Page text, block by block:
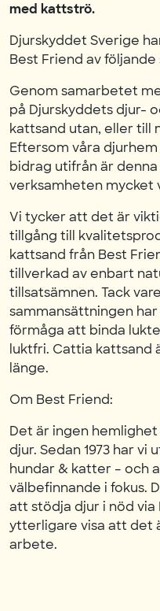
med kattströ.
Djurskyddet Sverige
Best Friend av följande
Genom samarbetet
på Djurskyddets djur-
kattsand utan, eller till
Eftersom våra
bidrag utifrån är
verksamheten mycket
Vi tycker att det är
tillgång till
kattsand från Best
tillverkad av enbart
tillsatsämnen. Tack
sammansättningen
förmåga att binda
luktfri. Cattia kattsand
länge.
Om Best Friend:
Det är ingen
djur. Sedan 1973 har
hundar & katter – och
välbefinnande i fokus.
att stödja djur i nöd
ytterligare visa att det
arbete.